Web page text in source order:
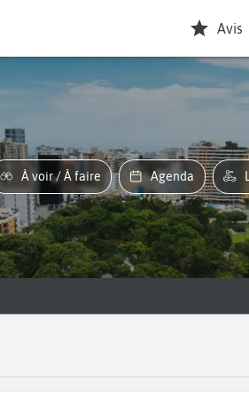
Avis
À voir / À faire Agenda